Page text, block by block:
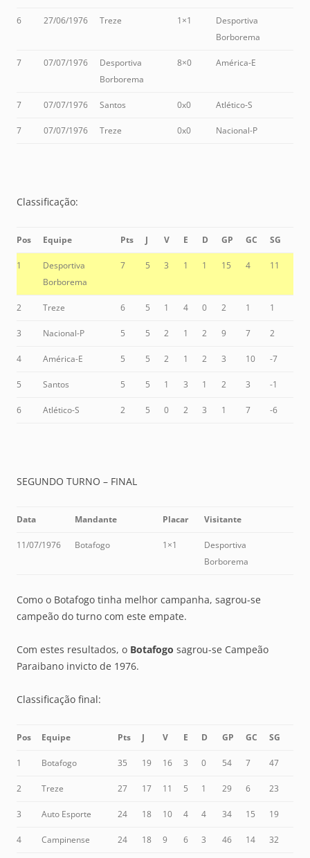
6 27/06/1976 Treze 1×1
Desportiva
Borborema
7 07/07/1976
Desportiva
Borborema
8×0 América-E
7 07/07/1976 Santos 0x0 Atlético-S
7 07/07/1976 Treze 0x0 Nacional-P
Classificação:
Pos Equipe Pts J V E D GP GC SG
1
Desportiva
Borborema
7 5 3 1 1 15 4 11
2 Treze 6 5 1 4 0 2 1 1
3 Nacional-P 5 5 2 1 2 9 7 2
4 América-E 5 5 2 1 2 3 10 -7
5 Santos 5 5 1 3 1 2 3 -1
6 Atlético-S 2 5 0 2 3 1 7 -6
SEGUNDO TURNO – FINAL
Data Mandante Placar Visitante
11/07/1976 Botafogo 1×1
Desportiva
Borborema
Como o Botafogo tinha melhor campanha, sagrou-se
campeão do turno com este empate.
Com estes resultados, o Botafogo sagrou-se Campeão
Paraibano invicto de 1976.
Classificação final:
Pos Equipe Pts J V E D GP GC SG
1 Botafogo 35 19 16 3 0 54 7 47
2 Treze 27 17 11 5 1 29 6 23
3 Auto Esporte 24 18 10 4 4 34 15 19
4 Campinense 24 18 9 6 3 46 14 32